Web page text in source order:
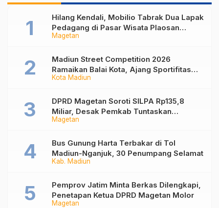
Magetan
Hilang Kendali, Mobilio Tabrak Dua Lapak
Pedagang di Pasar Wisata Plaosan
Magetan
Kota Madiun
Madiun Street Competition 2026
Ramaikan Balai Kota, Ajang Sportifitas
Anak Muda dari Basket 3×3 hingga Mural
Magetan
DPRD Magetan Soroti SILPA Rp135,8
Miliar, Desak Pemkab Tuntaskan
Kelebihan Bayar Proyek
Kab. Madiun
Bus Gunung Harta Terbakar di Tol
Madiun-Nganjuk, 30 Penumpang Selamat
Magetan
Pemprov Jatim Minta Berkas Dilengkapi,
Penetapan Ketua DPRD Magetan Molor